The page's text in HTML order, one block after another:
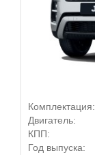
Комплектация:
Двигатель:
КПП:
Год выпуска: